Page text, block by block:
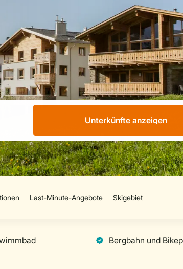
Unterkünfte anzeigen